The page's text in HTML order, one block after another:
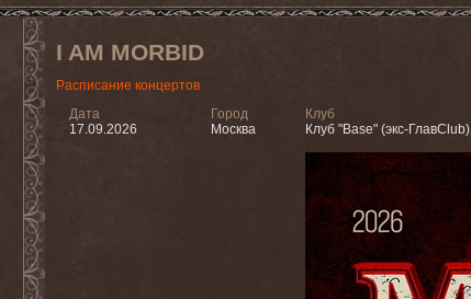
I AM MORBID
Расписание концертов
Дата
17.09.2026
Город
Москва
Клуб
Клуб "Base" (экс-ГлавClub)